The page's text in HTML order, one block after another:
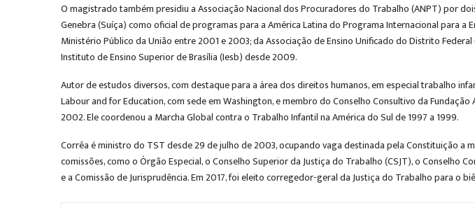
O magistrado também presidiu a Associação Nacional dos Procuradores do Trabalho (ANPT) por
Genebra (Suíça) como oficial de programas para a América Latina do Programa Internacional para
Ministério Público da União entre 2001 e 2003; da Associação de Ensino Unificado do Distrito
Instituto de Ensino Superior de Brasília (Iesb) desde 2009.
Autor de estudos diversos, com destaque para a área dos direitos humanos, em especial trabalho
Labour and for Education, com sede em Washington, e membro do Conselho Consultivo da
2002. Ele coordenou a Marcha Global contra o Trabalho Infantil na América do Sul de 1997 a 1999.
Corrêa é ministro do TST desde 29 de julho de 2003, ocupando vaga destinada pela Constituição
comissões, como o Órgão Especial, o Conselho Superior da Justiça do Trabalho (CSJT), o
e a Comissão de Jurisprudência. Em 2017, foi eleito corregedor-geral da Justiça do Trabalho para o